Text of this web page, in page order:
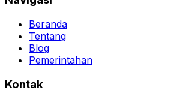
Beranda
Tentang
Blog
Pemerintahan
Kontak